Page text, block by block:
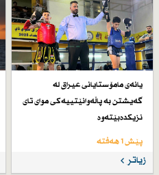
یانەی مامۆستایانی عیراق لە
گەیشتن بە پاڵەوانێتییەكی موای تای
نزیكدەبێتەوە
پێش 1 هەفتە
زیاتر